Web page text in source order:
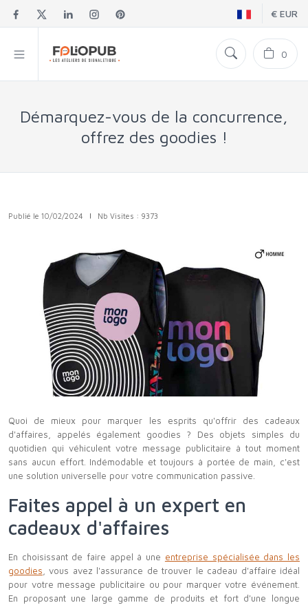
€ EUR
0
Démarquez-vous de la concurrence,
offrez des goodies !
Publié le 10/02/2024 | Nb Visites : 9373
Quoi de mieux pour marquer les esprits qu'offrir des cadeaux
d'affaires, appelés également goodies ? Des objets simples du
quotidien qui véhiculent votre message publicitaire à tout moment
sans aucun effort. Indémodable et toujours à portée de main, c'est
une solution universelle pour votre communication passive.
Faites appel à un expert en
cadeaux d'affaires
En choisissant de faire appel à une entreprise spécialisée dans les
goodies, vous avez l'assurance de trouver le cadeau d'affaire idéal
pour votre message publicitaire ou pour marquer votre événement.
En proposant une large gamme de produits et fort d'une longue